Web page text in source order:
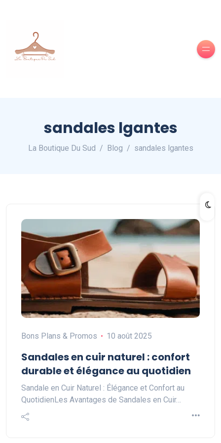
sandales lgantes
La Boutique Du Sud Blog sandales lgantes
Bons Plans & Promos 10 août 2025
Sandales en cuir naturel : confort
durable et élégance au quotidien
Sandale en Cuir Naturel : Élégance et Confort au
QuotidienLes Avantages de Sandales en Cuir…